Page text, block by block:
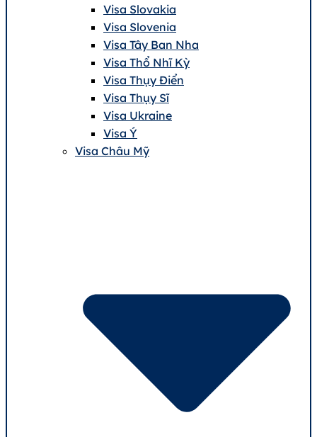
Visa Slovakia
Visa Slovenia
Visa Tây Ban Nha
Visa Thổ Nhĩ Kỳ
Visa Thụy Điển
Visa Thụy Sĩ
Visa Ukraine
Visa Ý
Visa Châu Mỹ